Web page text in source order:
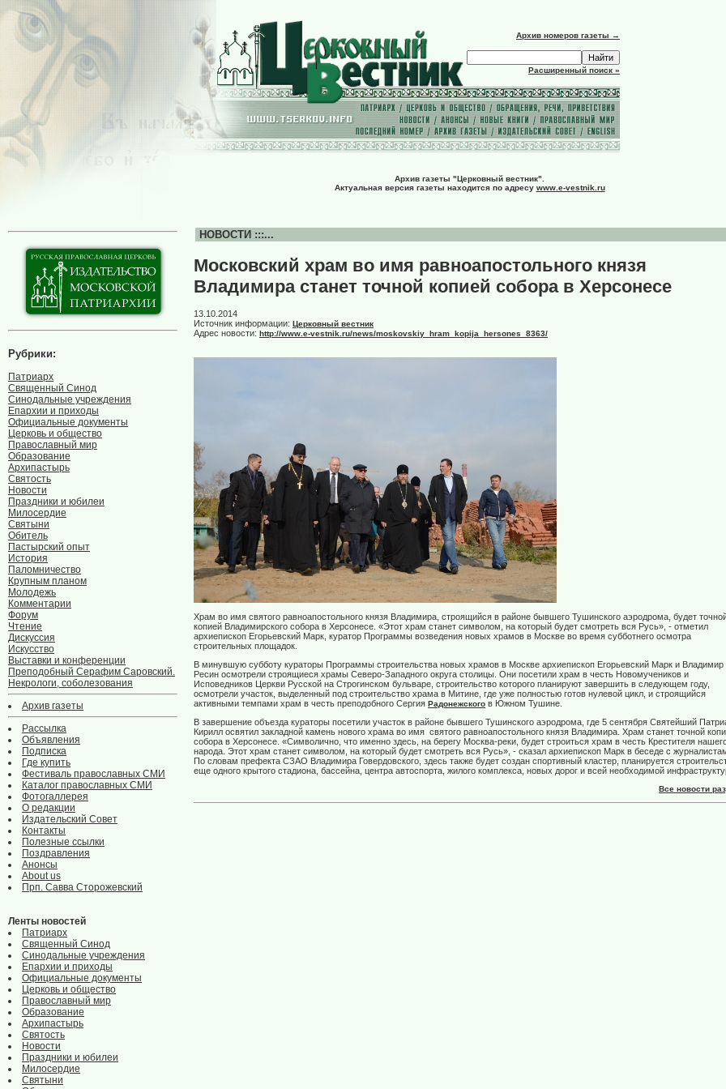
Архив номеров газеты →
Расширенный поиск »
Архив газеты "Церковный вестник".
Актуальная версия газеты находится по адресу www.e-vestnik.ru
Рубрики:
Патриарх
Священный Синод
Синодальные учреждения
Епархии и приходы
Официальные документы
Церковь и общество
Православный мир
Образование
Архипастырь
Святость
Новости
Праздники и юбилеи
Милосердие
Святыни
Обитель
Пастырский опыт
История
Паломничество
Крупным планом
Молодежь
Комментарии
Форум
Чтение
Дискуссия
Искусство
Выставки и конференции
Преподобный Серафим Саровский.
Некрологи, соболезования
Архив газеты
Рассылка
Объявления
Подписка
Где купить
Фестиваль православных СМИ
Каталог православных СМИ
Фотогаллерея
О редакции
Издательский Совет
Контакты
Полезные ссылки
Поздравления
Анонсы
About us
Прп. Савва Сторожевский
Ленты новостей
Патриарх
Священный Синод
Синодальные учреждения
Епархии и приходы
Официальные документы
Церковь и общество
Православный мир
Образование
Архипастырь
Святость
Новости
Праздники и юбилеи
Милосердие
Святыни
НОВОСТИ :::...
Московский храм во имя равноапостольного князя
Владимира станет точной копией собора в Херсонесе
13.10.2014
Источник информации: Церковный вестник
Адрес новости: http://www.e-vestnik.ru/news/moskovskiy_hram_kopija_hersones_8363/
Храм во имя святого равноапостольного князя Владимира, строящийся в районе бывшего Тушинского аэродрома, будет
копией Владимирского собора в Херсонесе. «Этот храм станет символом, на который будет смотреть вся Русь», - отметил
архиепископ Егорьевский Марк, куратор Программы возведения новых храмов в Москве во время субботнего осмотра
строительных площадок.
В минувшую субботу кураторы Программы строительства новых храмов в Москве архиепископ Егорьевский Марк и Владимир
Ресин осмотрели строящиеся храмы Северо-Западного округа столицы. Они посетили храм в честь Новомучеников и
Исповедников Церкви Русской на Строгинском бульваре, строительство которого планируют завершить в следующем году,
осмотрели участок, выделенный под строительство храма в Митине, где уже полностью готов нулевой цикл, и строящийся
активными темпами храм в честь преподобного Сергия Радонежского в Южном Тушине.
В завершение объезда кураторы посетили участок в районе бывшего Тушинского аэродрома, где 5 сентября Святейший
Кирилл освятил закладной камень нового храма во имя святого равноапостольного князя Владимира. Храм станет точной
собора в Херсонесе. «Символично, что именно здесь, на берегу Москва-реки, будет строиться храм в честь Крестителя
народа. Этот храм станет символом, на который будет смотреть вся Русь», - сказал архиепископ Марк в беседе с
По словам префекта СЗАО Владимира Говердовского, здесь также будет создан спортивный кластер, планируется
еще одного крытого стадиона, бассейна, центра автоспорта, жилого комплекса, новых дорог и всей необходимой
Все новости